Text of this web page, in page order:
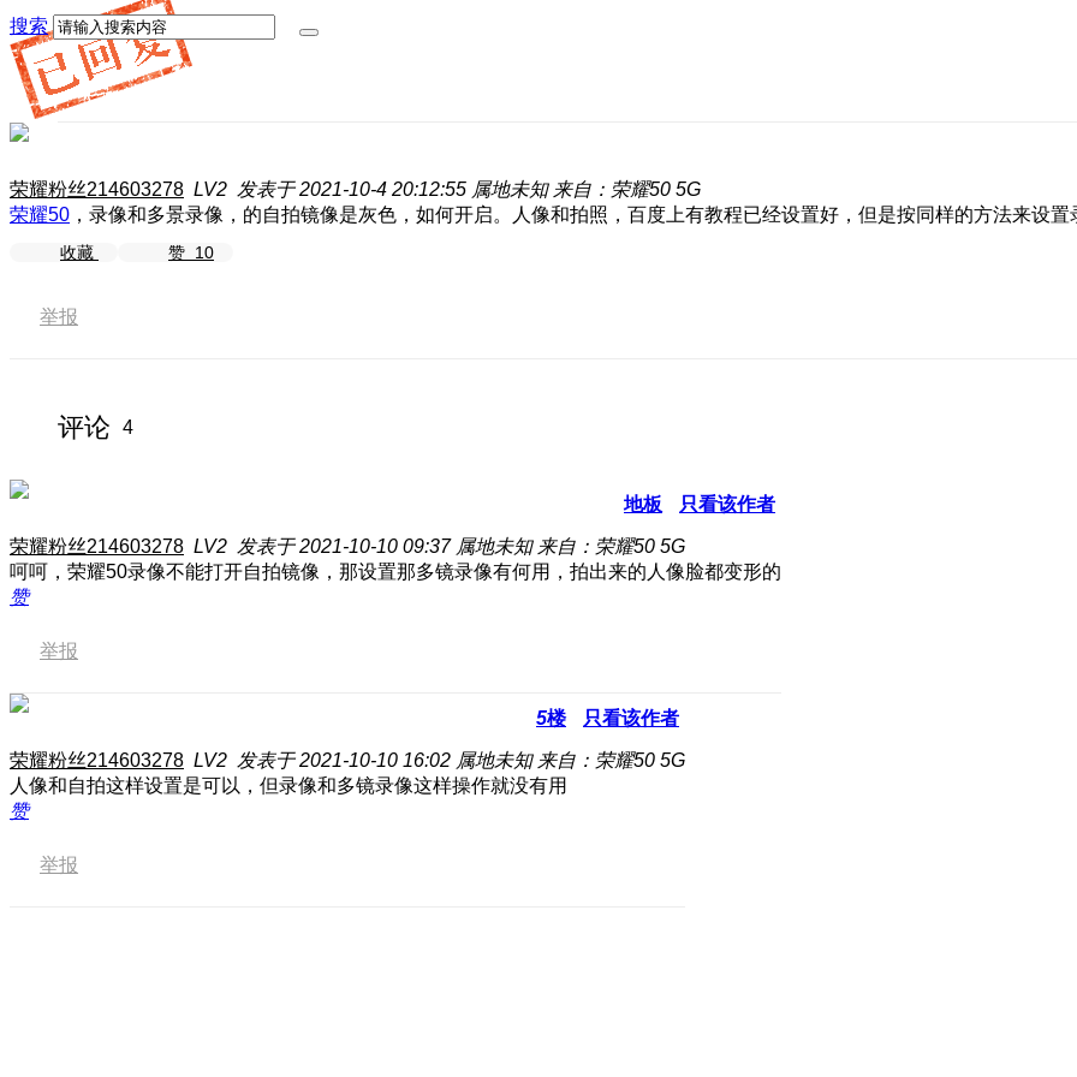
搜索
荣耀粉丝214603278 LV2 发表于 2021-10-4 20:12:55 属地未知 来自：荣耀50 5G
荣耀50 ，录像和多景录像，的自拍镜像是灰色，如何开启。人像和拍照，百度上有教程已经设置好，但是按同样的方法来设
收藏 赞 10
举报
评论 4
地板 只看该作者
荣耀粉丝214603278 LV2 发表于 2021-10-10 09:37 属地未知 来自：荣耀50 5G
呵呵，荣耀50录像不能打开自拍镜像，那设置那多镜录像有何用，拍出来的人像脸都变形的
赞
举报
5楼 只看该作者
荣耀粉丝214603278 LV2 发表于 2021-10-10 16:02 属地未知 来自：荣耀50 5G
人像和自拍这样设置是可以，但录像和多镜录像这样操作就没有用
赞
举报